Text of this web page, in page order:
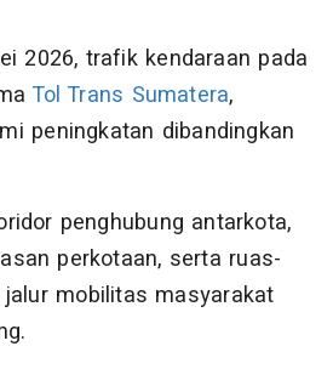
2026, trafik kendaraan pada
Tol Trans Sumatera,
peningkatan dibandingkan
penghubung antarkota,
perkotaan, serta ruas-
mobilitas masyarakat